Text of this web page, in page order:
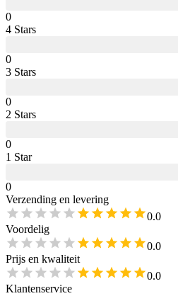
0
4 Stars
0
3 Stars
0
2 Stars
0
1 Star
0
Verzending en levering
0.0
Voordelig
0.0
Prijs en kwaliteit
0.0
Klantenservice